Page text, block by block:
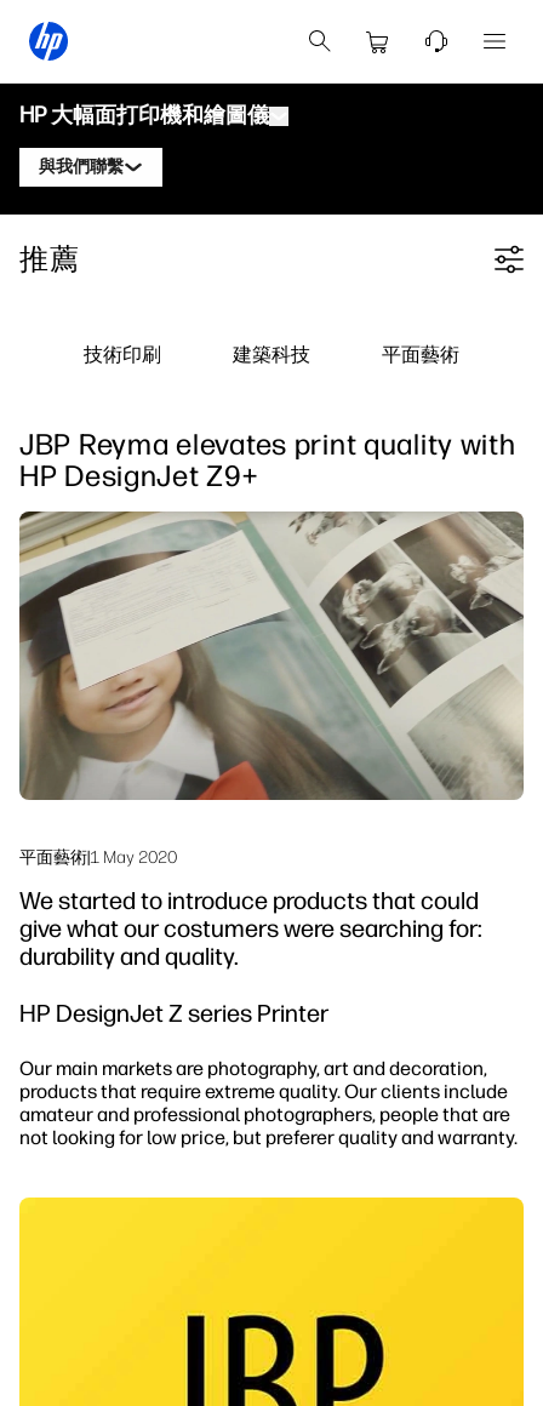
HP 大幅面打印機和繪圖儀
與我們聯繫
聯繫 HP DesignJet 專家
聯繫 HP Latex 專家
聯繫 PrintOS 專家
追蹤我們
linkedInfacebook
twitter youtube
HP DesignJet 技術繪圖儀
HP PageWide XL 打印機
HP Stitch 打印機
解決方案與服務
HP PrintOS 生產中心
安全性
部落格
用戶見證
工作流程解決方案
可持續發展
推薦
Filter category
技術印刷 建築科技 平面藝術
JBP Reyma elevates print quality with
HP DesignJet Z9+
平面藝術|1 May 2020
We started to introduce products that could
give what our costumers were searching for:
durability and quality.
HP DesignJet Z series Printer
Our main markets are photography, art and decoration,
products that require extreme quality. Our clients include
amateur and professional photographers, people that are
not looking for low price, but preferer quality and warranty.